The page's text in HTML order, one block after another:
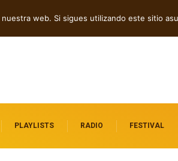
PLAYLISTS RADIO FESTIVAL
web. Si sigues utilizando este sitio